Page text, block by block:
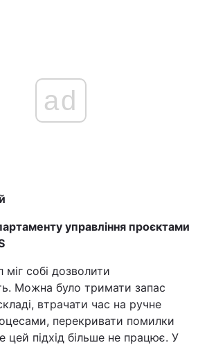
ad
управління проєктами
собі дозволити
Можна було тримати запас
втрачати час на ручне
перекривати помилки
цей підхід більше не працює. У